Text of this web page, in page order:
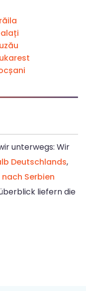
unterwegs: Wir
Deutschlands,
nach Serbien
liefern die